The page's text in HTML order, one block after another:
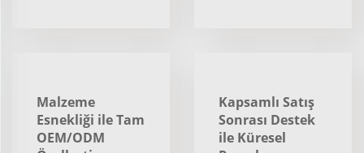
Malzeme
Esnekliği ile Tam
OEM/ODM
Kapsamlı Satış
Sonrası Destek
ile Küresel